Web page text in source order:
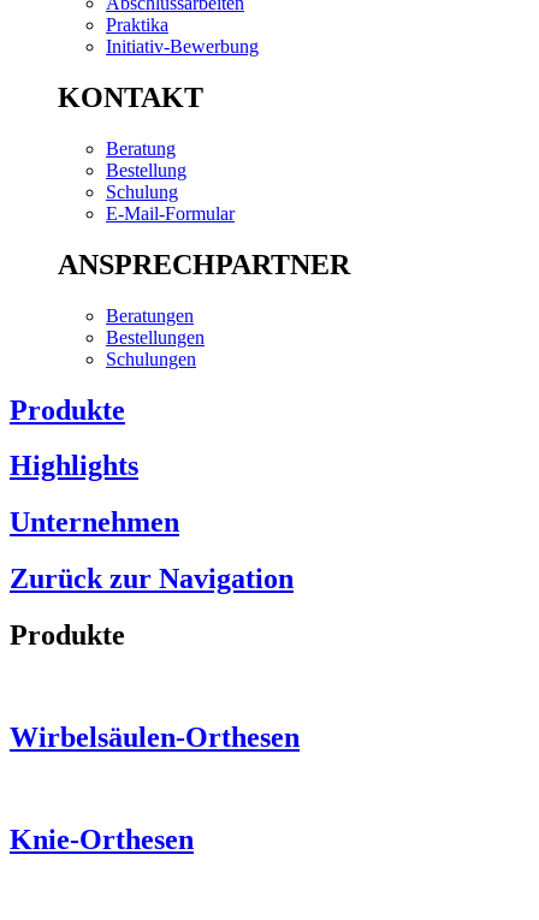
Praktika
Initiativ-Bewerbung
KONTAKT
Beratung
Bestellung
Schulung
E-Mail-Formular
ANSPRECHPARTNER
Beratungen
Bestellungen
Schulungen
Produkte
Highlights
Unternehmen
Zurück zur Navigation
Produkte
Wirbelsäulen-Orthesen
Knie-Orthesen